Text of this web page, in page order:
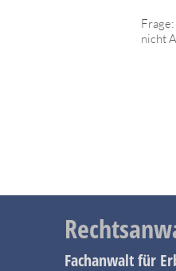
nicht
Fachanwalt für